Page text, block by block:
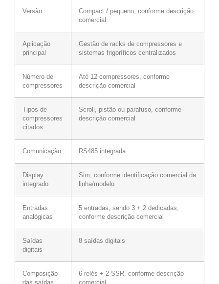
Versão
Compact / pequeno, conforme descrição
comercial
Aplicação
principal
Gestão de racks de compressores e
sistemas frigoríficos centralizados
Número de
compressores
Até 12 compressores, conforme
descrição comercial
Tipos de
compressores
citados
Scroll, pistão ou parafuso, conforme
descrição comercial
Comunicação RS485 integrada
Display
integrado
Sim, conforme identificação comercial da
linha/modelo
Entradas
analógicas
5 entradas, sendo 3 + 2 dedicadas,
conforme descrição comercial
Saídas
digitais
8 saídas digitais
Composição
6 relés + 2 SSR, conforme descrição